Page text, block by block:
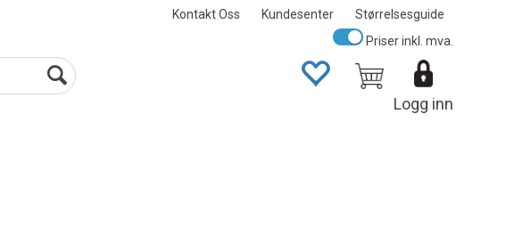
Kontakt Oss Kundesenter Størrelsesguide
Logg inn
Priser inkl. mva.